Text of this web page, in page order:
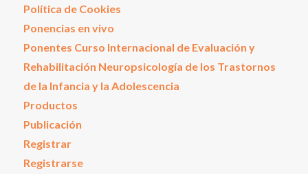
Política de Cookies
Ponencias en vivo
Ponentes Curso Internacional de Evaluación y
Rehabilitación Neuropsicología de los Trastornos
de la Infancia y la Adolescencia
Productos
Publicación
Registrar
Registrarse